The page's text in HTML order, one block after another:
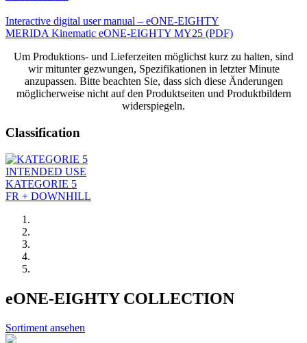
Interactive digital user manual – eONE-EIGHTY
MERIDA Kinematic eONE-EIGHTY MY25 (PDF)
Um Produktions- und Lieferzeiten möglichst kurz zu halten, sind
wir mitunter gezwungen, Spezifikationen in letzter Minute
anzupassen. Bitte beachten Sie, dass sich diese Änderungen
möglicherweise nicht auf den Produktseiten und Produktbildern
widerspiegeln.
Classification
INTENDED USE
KATEGORIE 5
FR + DOWNHILL
eONE-EIGHTY COLLECTION
Sortiment ansehen